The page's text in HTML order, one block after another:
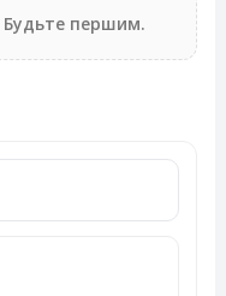
Будьте першим.